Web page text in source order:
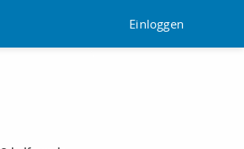
Einloggen